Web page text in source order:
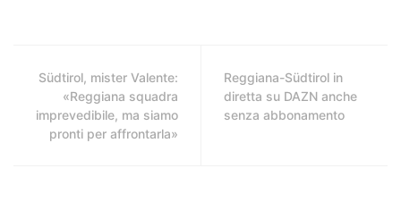
Südtirol, mister Valente:
«Reggiana squadra
imprevedibile, ma siamo
pronti per affrontarla»
Reggiana-Südtirol in
diretta su DAZN anche
senza abbonamento